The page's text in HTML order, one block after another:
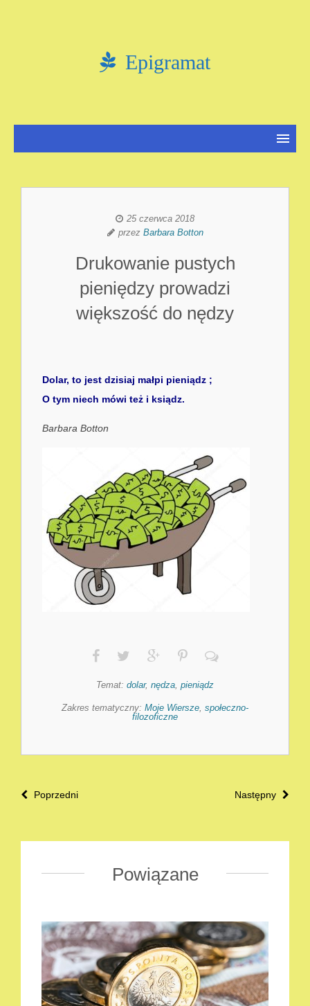
Epigramat
25 czerwca 2018
przez Barbara Botton
Drukowanie pustych
pieniędzy prowadzi
większość do nędzy
Dolar, to jest dzisiaj małpi pieniądz ;
O tym niech mówi też i ksiądz.
Barbara Botton
Temat: dolar, nędza, pieniądz
Zakres tematyczny: Moje Wiersze, społeczno-
filozoficzne
Następny
Poprzedni
Powiązane